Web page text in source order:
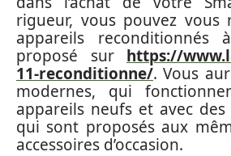
rigueur, vous pouvez vous
appareils reconditionnés
proposé sur https://
11-reconditionne/. Vous
modernes, qui
appareils neufs et avec
qui sont proposés aux
accessoires d’occasion.